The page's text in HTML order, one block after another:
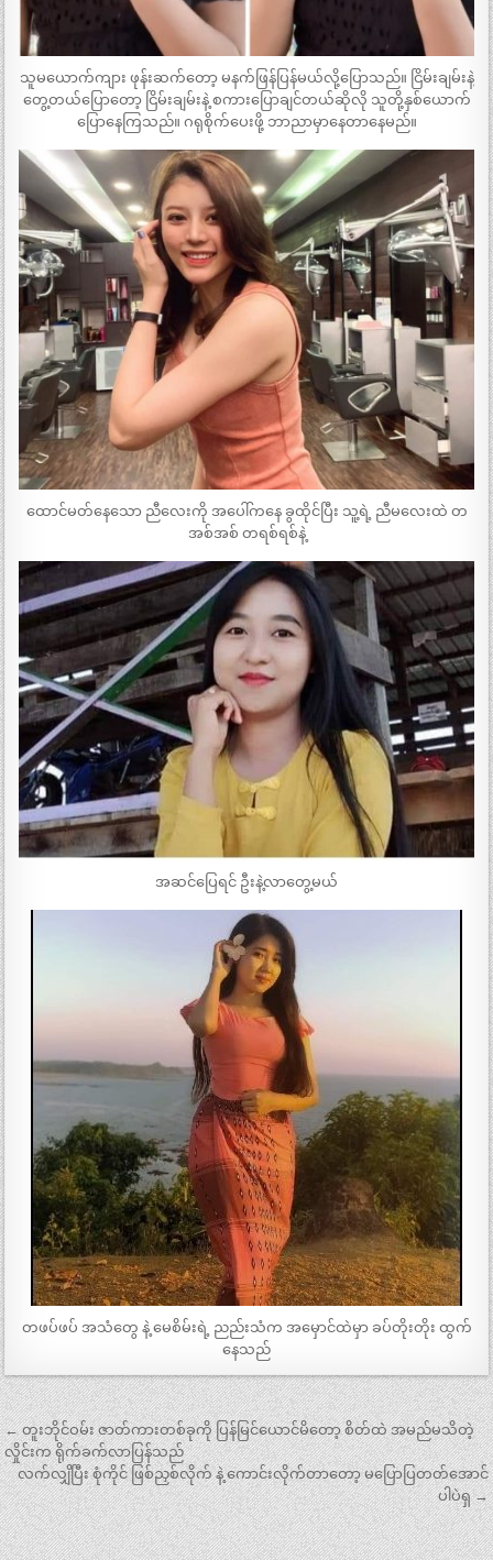
သူမယောက်ကျား ဖုန်းဆက်တော့ မနက်ဖြန်ပြန်မယ်လို့ပြောသည်။ ငြိမ်းချမ်းနဲ့
တွေ့တယ်ပြောတော့ ငြိမ်းချမ်းနဲ့ စကားပြောချင်တယ်ဆိုလို သူတို့နှစ်ယောက်
ပြောနေကြသည်။ ဂရုစိုက်ပေးဖို့ ဘာညာမှာနေတာနေမည်။
ထောင်မတ်နေသော ညီလေးကို အပေါ်ကနေ ခွထိုင်ပြီး သူ့ရဲ့ ညီမလေးထဲ တ
အစ်အစ် တရစ်ရစ်နဲ့
အဆင်ပြေရင် ဦးနဲ့လာတွေ့မယ်
တဖပ်ဖပ် အသံတွေ နဲ့ မေစိမ်းရဲ့ ညည်းသံက အမှောင်ထဲမှာ ခပ်တိုးတိုး ထွက်
နေသည်
Post
navigation
← တူးဘိုင်ဝမ်း ဇာတ်ကားတစ်ခုကို ပြန်မြင်ယောင်မိတော့ စိတ်ထဲ အမည်မသိတဲ့
လှိုင်းက ရိုက်ခက်လာပြန်သည်
လက်လျှိပြီး စုံကိုင် ဖြစ်ညှစ်လိုက် နဲ့ ကောင်းလိုက်တာတော့ မပြောပြတတ်အောင်
ပါပဲရှ →